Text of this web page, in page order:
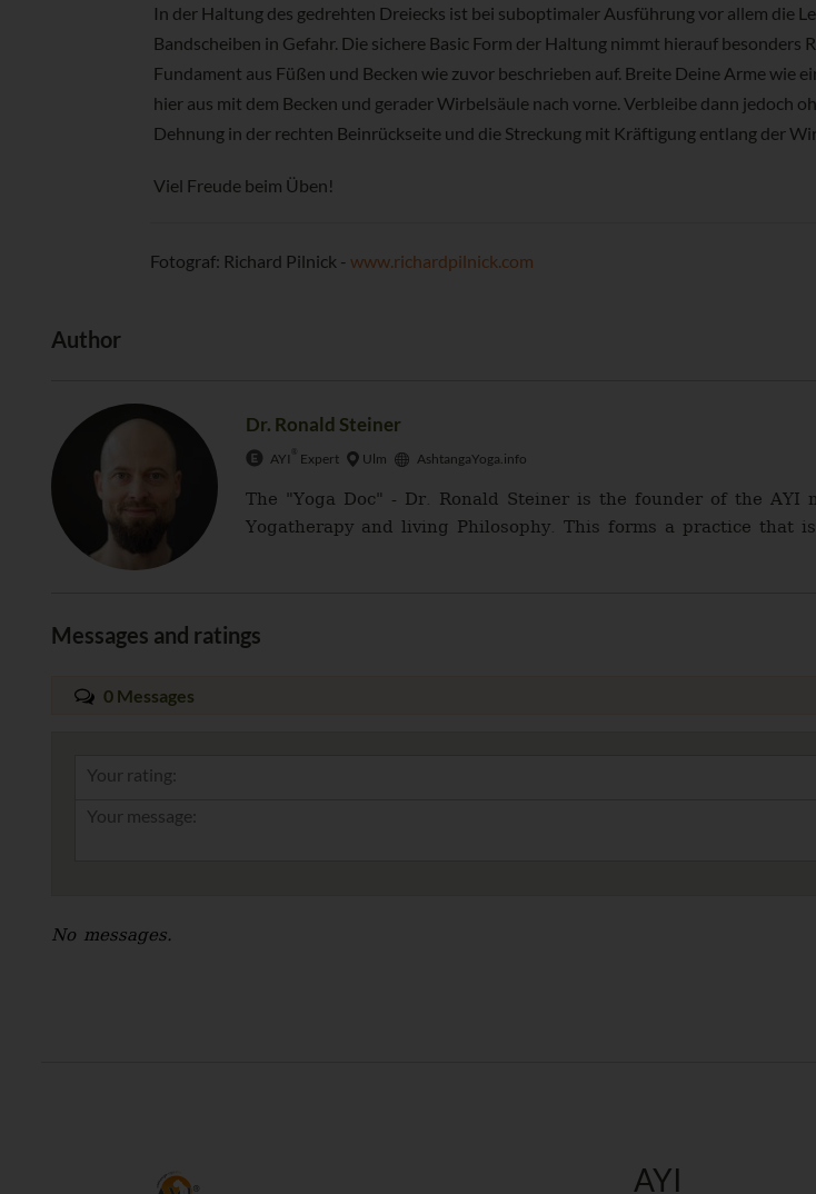
In der Haltung des gedrehten Dreiecks ist bei suboptimaler Ausführung vor allem die
Bandscheiben in Gefahr. Die sichere Basic Form der Haltung nimmt hierauf besonders
Fundament aus Füßen und Becken wie zuvor beschrieben auf. Breite Deine Arme wie
hier aus mit dem Becken und gerader Wirbelsäule nach vorne. Verbleibe dann jedoch
Dehnung in der rechten Beinrückseite und die Streckung mit Kräftigung entlang der
Viel Freude beim Üben!
Fotograf: Richard Pilnick - www.richardpilnick.com
Author
Dr. Ronald Steiner
AYI Expert Ulm AshtangaYoga.info
The "Yoga Doc" - Dr. Ronald Steiner is the founder of the
Yogatherapy and living Philosophy. This forms a practice that
Messages and ratings
0 Messages
Your rating:
No messages.
AYI